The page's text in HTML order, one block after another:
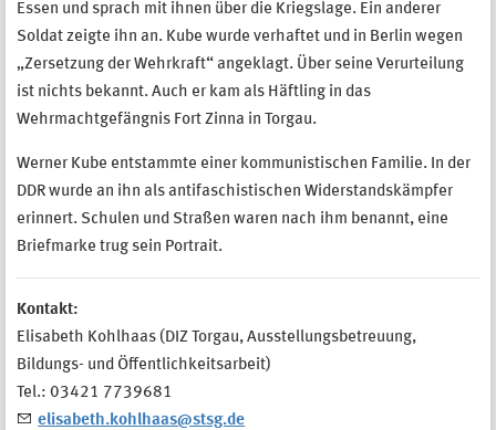
Essen und sprach mit ihnen über die Kriegslage. Ein anderer
Soldat zeigte ihn an. Kube wurde verhaftet und in Berlin wegen
„Zersetzung der Wehrkraft“ angeklagt. Über seine Verurteilung
ist nichts bekannt. Auch er kam als Häftling in das
Wehrmachtgefängnis Fort Zinna in Torgau.
Werner Kube entstammte einer kommunistischen Familie. In der
DDR wurde an ihn als antifaschistischen Widerstandskämpfer
erinnert. Schulen und Straßen waren nach ihm benannt, eine
Briefmarke trug sein Portrait.
Kontakt:
Elisabeth Kohlhaas (DIZ Torgau, Ausstellungsbetreuung,
Bildungs- und Öffentlichkeitsarbeit)
Tel.: 03421 7739681
elisabeth.kohlhaas@stsg.de